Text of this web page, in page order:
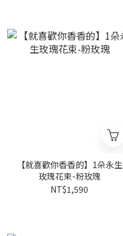
【就喜歡你香香的】1朵永生
玫瑰花束-粉玫瑰
NT$1,590